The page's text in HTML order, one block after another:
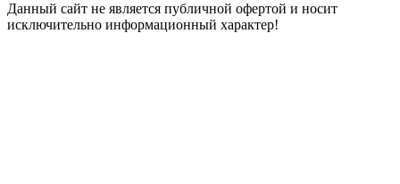
Данный сайт не является публичной офертой и носит
исключительно информационный характер!